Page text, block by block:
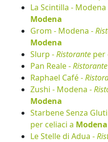
La Scintilla - Modena
Modena
Grom - Modena -
Modena
Slurp -Ristorante per
Pan Reale -Ristorante
Raphael Café -
Zushi - Modena -
Modena
Starbene Senza
per celiaci a Modena
Le Stelle di Adua -